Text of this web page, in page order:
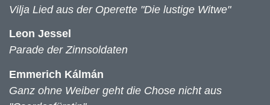
Vilja Lied aus der Operette "Die lustige Witwe"
Leon Jessel
Parade der Zinnsoldaten
Emmerich Kálmán
Ganz ohne Weiber geht die Chose nicht aus